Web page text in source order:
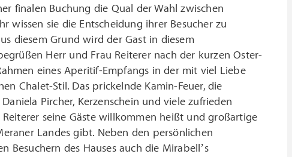
finalen Buchung die Qual der Wahl zwischen
wissen sie die Entscheidung ihrer Besucher zu
diesem Grund wird der Gast in diesem
Herr und Frau Reiterer nach der kurzen Oster-
eines Aperitif-Empfangs in der mit viel Liebe
Chalet-Stil. Das prickelnde Kamin-Feuer, die
Pircher, Kerzenschein und viele zufrieden
seine Gäste willkommen heißt und großartige
Landes gibt. Neben den persönlichen
Besuchern des Hauses auch die Mirabell’s